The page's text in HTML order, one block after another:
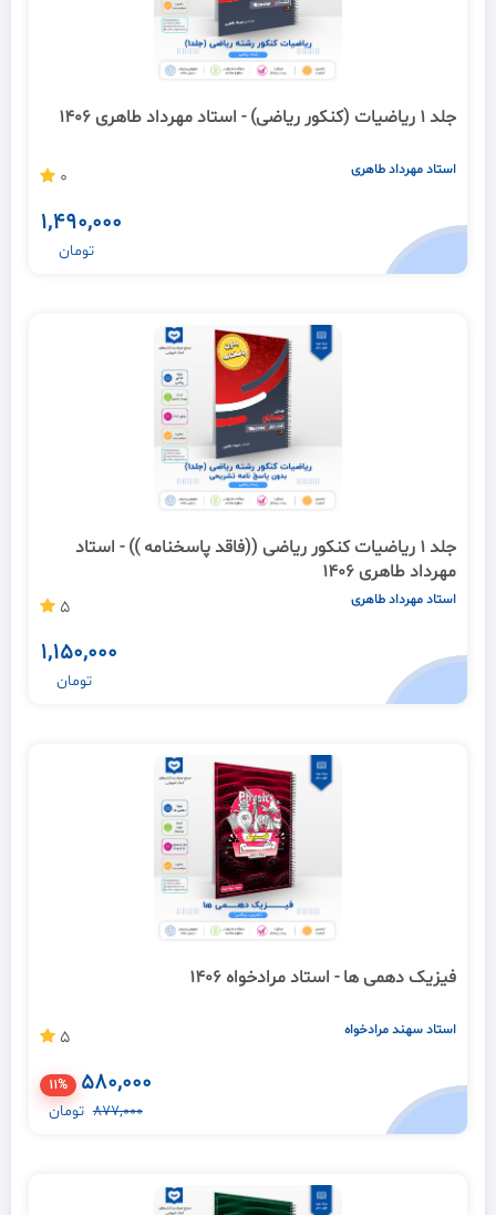
جلد 1 ریاضیات (کنکور ریاضی) - استاد مهرداد طاهری 1406
استاد مهرداد طاهری 0
1,490,000
تومان
جلد 1 ریاضیات کنکور ریاضی ((فاقد پاسخنامه )) - استاد
مهرداد طاهری 1406
استاد مهرداد طاهری 5
1,150,000
تومان
فیزیک دهمی ها - استاد مرادخواه 1406
استاد سهند مرادخواه 5
580,000
11%
877,000 تومان